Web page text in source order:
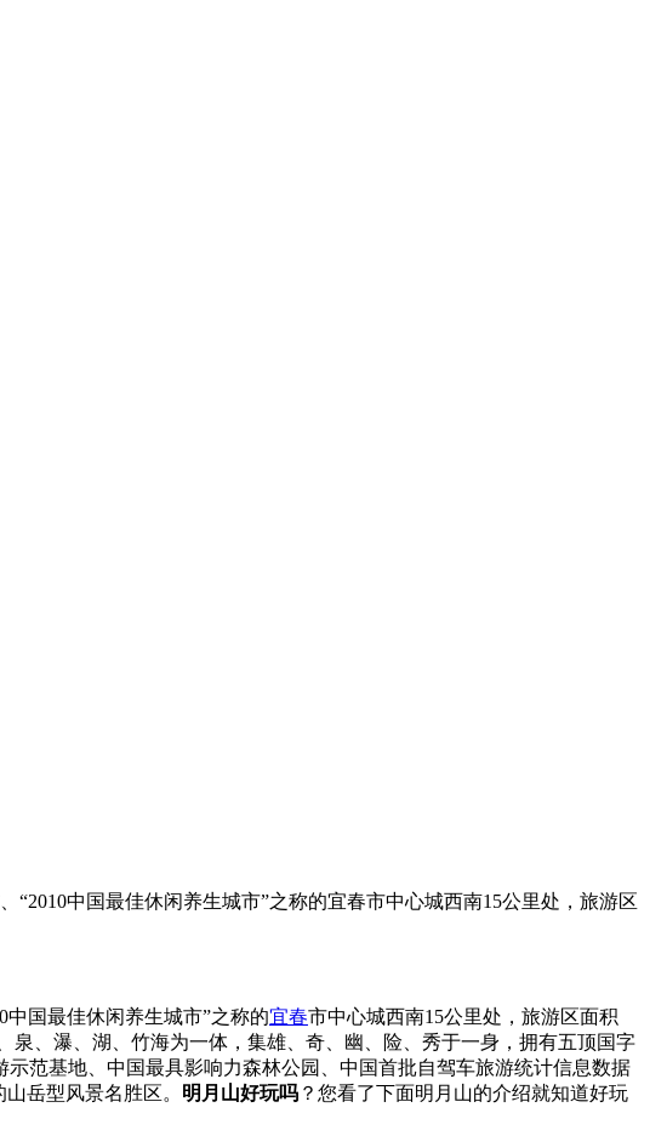
“2010中国最佳休闲养生城市”之称的宜春市中心城西南15公里处，旅游区
中国最佳休闲养生城市”之称的宜春市中心城西南15公里处，旅游区面积
泉、瀑、湖、竹海为一体，集雄、奇、幽、险、秀于一身，拥有五顶国字
范基地、中国最具影响力森林公园、中国首批自驾车旅游统计信息数据
岳型风景名胜区。 明月山好玩吗 ？您看了下面明月山的介绍就知道好玩